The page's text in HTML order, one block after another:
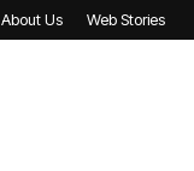
About Us Web Stories